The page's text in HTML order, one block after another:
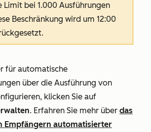
Limit bei 1.000 Ausführungen
Beschränkung wird um 12:00
für automatische
über die Ausführung von
klicken Sie auf
. Erfahren Sie mehr über das
Empfängern automatisierter